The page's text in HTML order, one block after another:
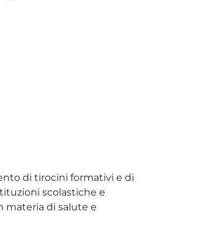
di tirocini formativi e di
scolastiche e
materia di salute e